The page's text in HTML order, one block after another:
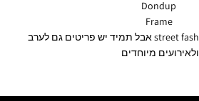
Dondup
Frame
וגם הבוטיק אומנם street fashion אבל תמיד יש פריטים גם לערב
ולאירועים מיוחדים